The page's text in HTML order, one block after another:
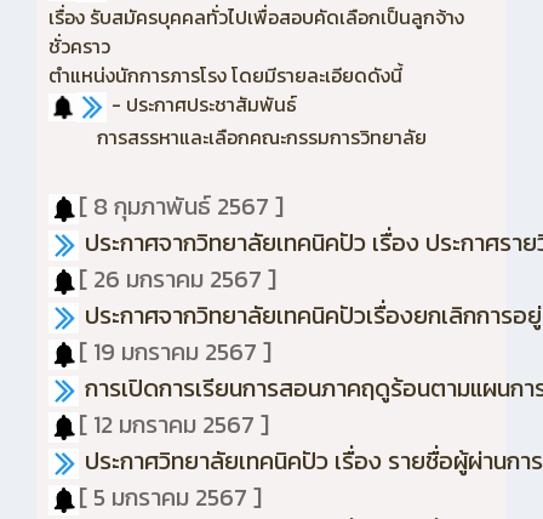
เรื่อง รับสมัครบุคคลทั่วไปเพื่อสอบคัดเลือกเป็นลูกจ้าง
ชั่วคราว
ตำแหน่งนักการภารโรง โดยมีรายละเอียดดังนี้
- ประกาศประชาสัมพันธ์
การสรรหาและเลือกคณะกรรมการวิทยาลัย
[ 8 กุมภาพันธ์ 2567 ]
ประกาศจากวิทยาลัยเทคนิคปัว เรื่อง ประกาศร
[ 26 มกราคม 2567 ]
ประกาศจากวิทยาลัยเทคนิคปัวเรื่องยกเลิกการ
[ 19 มกราคม 2567 ]
การเปิดการเรียนการสอนภาคฤดูร้อนตามแผนกา
[ 12 มกราคม 2567 ]
ประกาศวิทยาลัยเทคนิคปัว เรื่อง รายชื่อผู้ผ่านก
[ 5 มกราคม 2567 ]